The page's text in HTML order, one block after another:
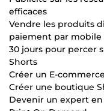
efficaces
Vendre les produits
paiement par mobile
30 jours pour percer
Shorts
Créer un E-
Créer une boutique
Devenir un expert